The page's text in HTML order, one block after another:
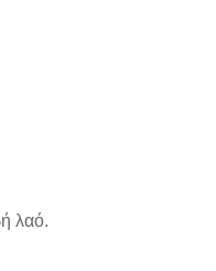
λαό.